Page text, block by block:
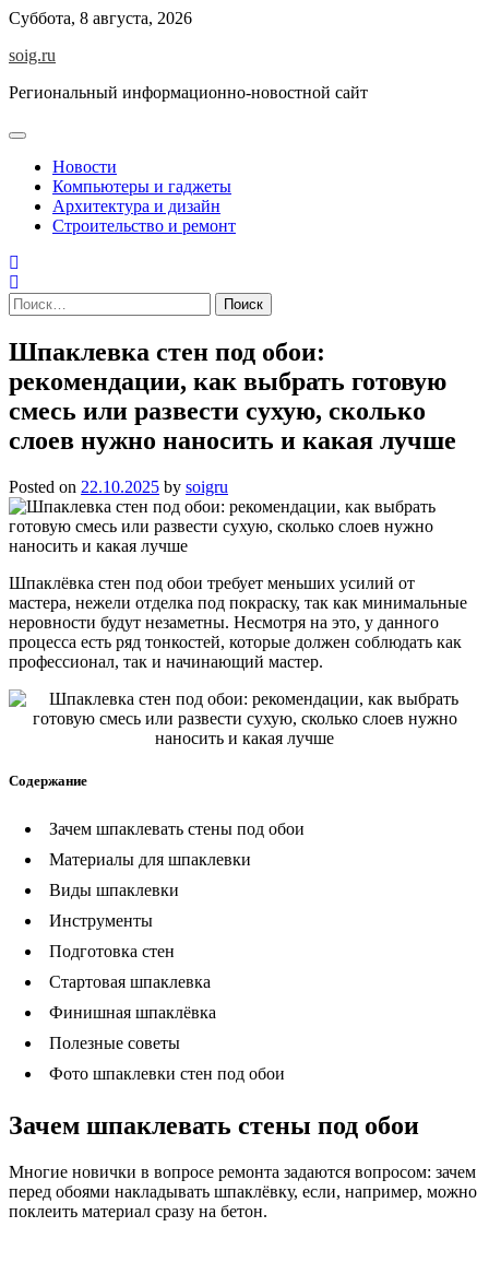
Skip
content
Суббота, 8 августа, 2026
soig.ru
Региональный информационно-новостной сайт
Новости
Компьютеры и гаджеты
Архитектура и дизайн
Строительство и ремонт
Найти:
Шпаклевка стен под обои:
рекомендации, как выбрать готовую
смесь или развести сухую, сколько
слоев нужно наносить и какая лучше
Posted on 22.10.2025 by soigru
Шпаклёвка стен под обои требует меньших усилий от
мастера, нежели отделка под покраску, так как минимальные
неровности будут незаметны. Несмотря на это, у данного
процесса есть ряд тонкостей, которые должен соблюдать как
профессионал, так и начинающий мастер.
Содержание
Зачем шпаклевать стены под обои
Материалы для шпаклевки
Виды шпаклевки
Инструменты
Подготовка стен
Стартовая шпаклевка
Финишная шпаклёвка
Полезные советы
Фото шпаклевки стен под обои
Зачем шпаклевать стены под обои
Многие новички в вопросе ремонта задаются вопросом: зачем
перед обоями накладывать шпаклёвку, если, например, можно
поклеить материал сразу на бетон.